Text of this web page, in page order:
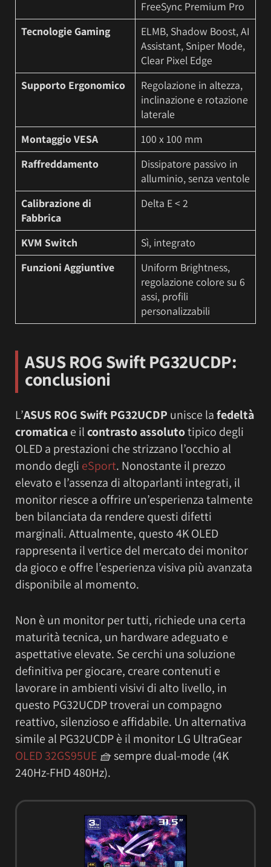
FreeSync Premium Pro
Tecnologie Gaming
ELMB, Shadow Boost, AI
Assistant, Sniper Mode,
Clear Pixel Edge
Supporto Ergonomico
Regolazione in altezza,
inclinazione e rotazione
laterale
Montaggio VESA
100 x 100 mm
Raffreddamento
Dissipatore passivo in
alluminio, senza ventole
Calibrazione di
Fabbrica
Delta E < 2
KVM Switch
Sì, integrato
Funzioni Aggiuntive
Uniform Brightness,
regolazione colore su 6
assi, profili
personalizzabili
ASUS ROG Swift PG32UCDP:
conclusioni
L’ASUS ROG Swift PG32UCDP unisce lafedeltà
cromaticae ilcontrasto assolutotipico degli
OLED a prestazioni che strizzano l’occhio al
mondo degli eSport. Nonostante il prezzo
elevato e l’assenza di altoparlanti integrati, il
monitor riesce a offrire un’esperienza talmente
ben bilanciata da rendere questi difetti
marginali. Attualmente, questo 4K OLED
rappresenta il vertice del mercato dei monitor
da gioco e offre l’esperienza visiva più avanzata
disponibile al momento.
Non è un monitor per tutti, richiede una certa
maturità tecnica, un hardware adeguato e
aspettative elevate. Se cerchi una soluzione
definitiva per giocare, creare contenuti e
lavorare in ambienti visivi di alto livello, in
questo PG32UCDP troverai un compagno
reattivo, silenzioso e affidabile. Un alternativa
simile al PG32UCDP è il monitor LG UltraGear
OLED 32GS95UE 🧺sempre dual-mode (4K
240Hz-FHD 480Hz).